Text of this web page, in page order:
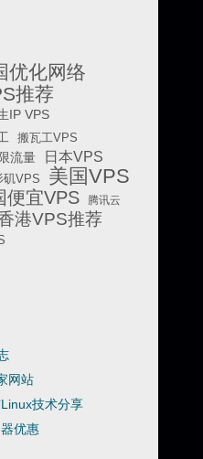
优化网络
推荐
IP VPS
搬瓦工VPS
流量 日本VPS
矶VPS 美国VPS
便宜VPS 腾讯云
港VPS推荐
网站
技术分享
优惠